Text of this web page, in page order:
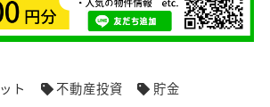
ト 不動産投資
貯金